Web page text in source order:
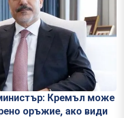
Кремъл може
оръжие, ако види